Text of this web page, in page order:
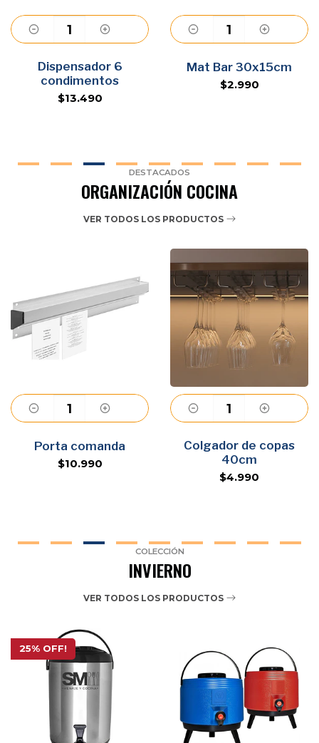
Agregar
Dispensador 6
condimentos
$13.490
Agregar
Mat Bar 30x15cm
$2.990
DESTACADOS
ORGANIZACIÓN COCINA
VER TODOS LOS PRODUCTOS
Agregar
Porta comanda
$10.990
Agregar
Colgador de copas
40cm
$4.990
COLECCIÓN
INVIERNO
VER TODOS LOS PRODUCTOS
25% OFF!